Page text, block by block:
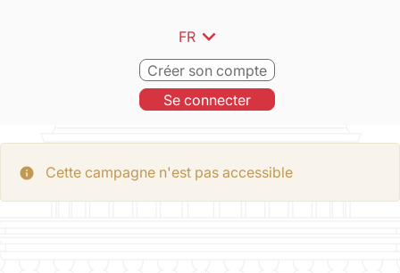
FRexpand_more
Créer son compte
Se connecter
info Cette campagne n'est pas accessible